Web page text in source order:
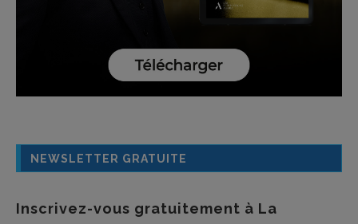
NEWSLETTER GRATUITE
Inscrivez-vous gratuitement à La